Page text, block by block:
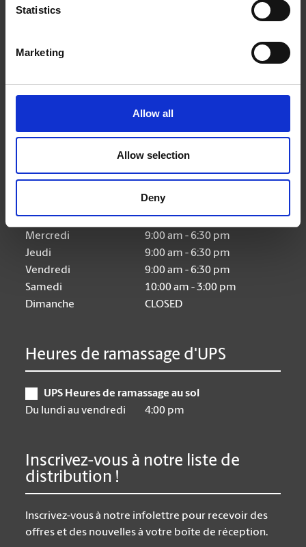
Statistics
Marketing
Allow all
Allow selection
Deny
store562@theupsstore.ca
Nous suivre
Heures d'ouverture
9:00 am - 6:30 pm
Mardi
9:00 am - 6:30 pm
Mercredi
9:00 am - 6:30 pm
Jeudi
9:00 am - 6:30 pm
Vendredi
9:00 am - 6:30 pm
Samedi
10:00 am - 3:00 pm
Dimanche
CLOSED
Heures de ramassage d'UPS
UPS Heures de ramassage au sol
Du lundi au vendredi
4:00 pm
Inscrivez-vous à notre liste de
distribution !
Inscrivez-vous à notre infolettre pour recevoir des
offres et des nouvelles à votre boîte de réception.